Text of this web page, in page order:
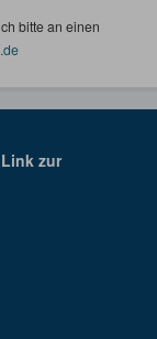
bitte an einen